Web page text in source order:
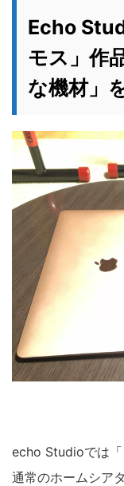
Echo
モス」作
な機材」
echo Studioでは「
通常のホームシア